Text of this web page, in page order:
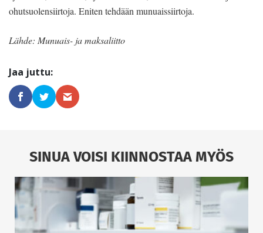
ohutsuolensiirtoja. Eniten tehdään munuaissiirtoja.
Lähde: Munuais- ja maksaliitto
SINUA VOISI KIINNOSTAA MYÖS